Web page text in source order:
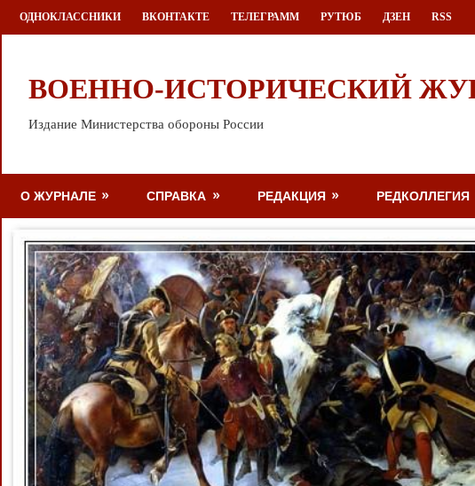
Перейти
к
ОДНОКЛАССНИКИ ВКОНТАКТЕ ТЕЛЕГРАММ РУТЮБ ДЗЕН RSS
ВОЕННО-ИСТОРИЧЕСКИЙ
Издание Министерства обороны России
О ЖУРНАЛЕ СПРАВКА РЕДАКЦИЯ РЕДКОЛЛЕГИЯ